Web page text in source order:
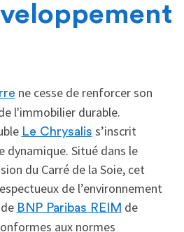
ne cesse de renforcer son
l'immobilier durable.
Le Chrysalis s’inscrit
Situé dans le
du Carré de la Soie, cet
de l’environnement
BNP Paribas REIM de
aux normes